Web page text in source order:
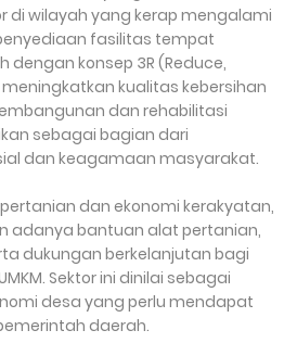
di wilayah yang kerap mengalami
fasilitas tempat
konsep 3R (Reduce,
meningkatkan kualitas kebersihan
dan rehabilitasi
sebagai bagian dari
dan keagamaan masyarakat.
dan ekonomi kerakyatan,
adanya bantuan alat pertanian,
dukungan berkelanjutan bagi
Sektor ini dinilai sebagai
desa yang perlu mendapat
daerah.